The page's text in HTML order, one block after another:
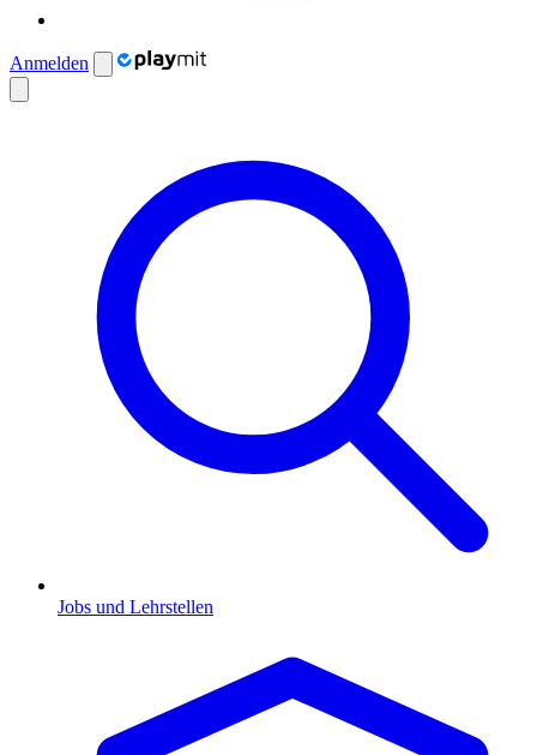
Anmelden
Jobs und Lehrstellen